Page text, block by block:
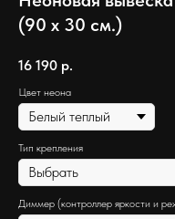
(90 х 30 см.)
16 190 р.
Цвет неона
Тип крепления
Диммер (контроллер яркости и